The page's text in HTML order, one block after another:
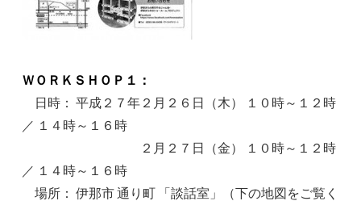
ＷＯＲＫＳＨＯＰ１：
日時： 平成２７年２月２６日（木） １０時～１２時
／ １４時～１６時
２月２７日（金） １０時～１２時
／ １４時～１６時
場所： 伊那市 通り町 「談話室」（下の地図をご覧く